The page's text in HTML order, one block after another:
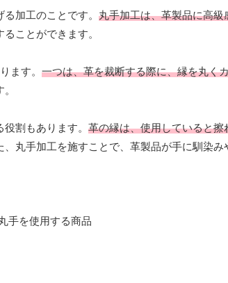
加工のことです。 丸手加工は、革製品に高
ことができます。
ます。 一つは、革を裁断する際に、縁を丸く
割もあります。 革の縁は、使用していると
、丸手加工を施すことで、革製品が手に馴染み